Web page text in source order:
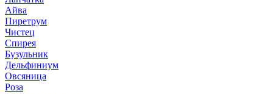
Айва
Пиретрум
Чистец
Спирея
Бузульник
Дельфиниум
Овсяница
Роза